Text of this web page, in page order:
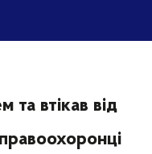
та втікав від
правоохоронці